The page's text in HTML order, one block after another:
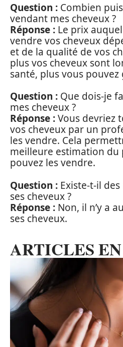
Question : Combien
vendant mes cheveux ?
Réponse : Le prix
vendre vos cheveux
et de la qualité de vos
plus vos cheveux sont
santé, plus vous pouvez
Question : Que dois-je
mes cheveux ?
Réponse :Vous devriez
vos cheveux par un
les vendre. Cela
meilleure estimation du
pouvez les vendre.
Question : Existe-t-il
ses cheveux ?
Réponse : Non, il n’y a
ses cheveux.
ARTICLES